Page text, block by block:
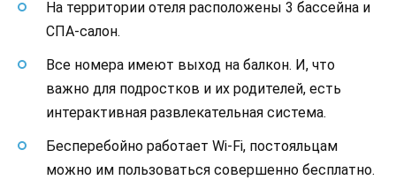
На территории отеля расположены 3 бассейна и
СПА-салон.
Все номера имеют выход на балкон. И, что
важно для подростков и их родителей, есть
интерактивная развлекательная система.
Бесперебойно работает Wi-Fi, постояльцам
можно им пользоваться совершенно бесплатно.